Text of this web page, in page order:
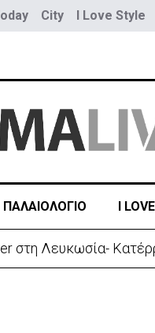
City I Love Style
ΠΑΛΑΙΟΛΟΓΙΟ I
– Νεκροί και